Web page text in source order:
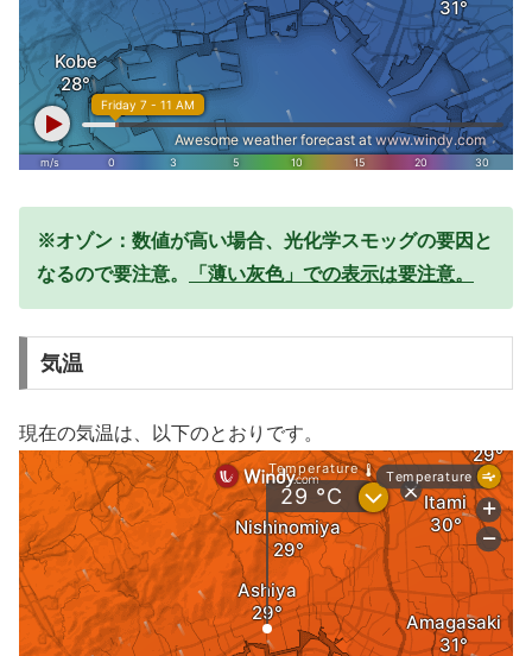
※オゾン：数値が高い場合、光化学スモッグの要因と
なるので要注意。
「薄い灰色」での表示は要注意。
気温
現在の気温は、以下のとおりです。